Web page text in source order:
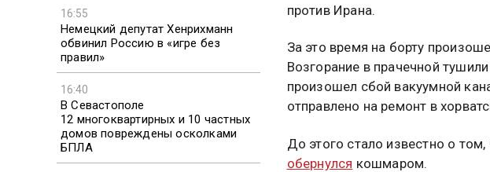
16:55
Немецкий депутат Хенрихманн
обвинил Россию в «игре без
правил»
16:40
В Севастополе
12 многоквартирных и 10 частных
домов повреждены осколками
БПЛА
против Ирана.
За это время на борту
Возгорание в прачечной
произошел сбой вакуумной
отправлено на ремонт в
До этого стало известно о
обернулся кошмаром.